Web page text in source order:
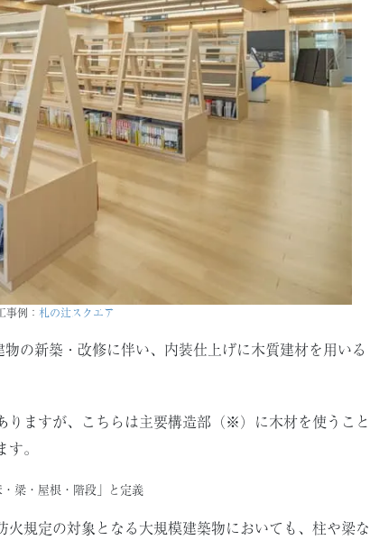
事例： 札の辻スクエア
の新築・改修に伴い、内装仕上げに木質建材を用いる
りますが、こちらは主要構造部（※）に木材を使うこと
。
梁・屋根・階段」と定義
火規定の対象となる大規模建築物においても、柱や梁な